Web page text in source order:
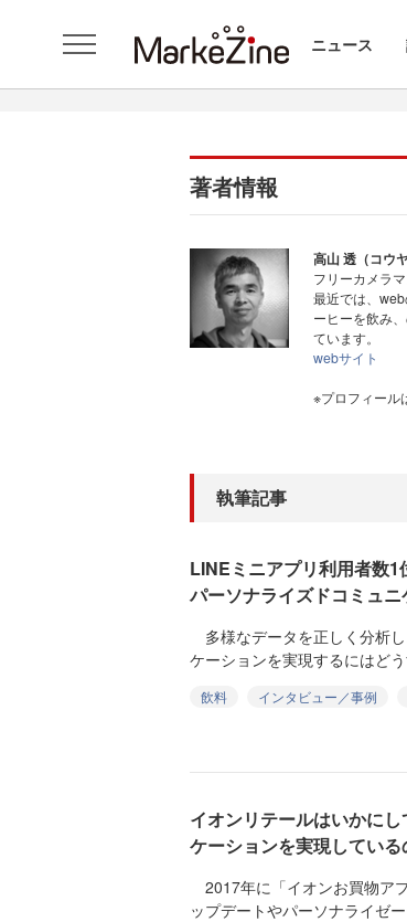
ニュース
著者情報
高山 透（コウ
フリーカメラ
最近では、
ーヒーを飲み
ています。
webサイト
※プロフィール
執筆記事
LINEミニアプリ利用者数
パーソナライズドコミュ
多様なデータを正しく分析
ケーションを実現するにはど
飲料 インタビュー／事例
イオンリテールはいかに
ケーションを実現している
2017年に「イオンお買物ア
ップデートやパーソナライゼ